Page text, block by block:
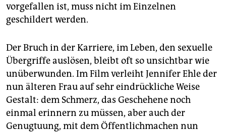
vorgefallen ist, muss nicht im Einzelnen
geschildert werden.
Der Bruch in der Karriere, im Leben, den sexuelle
Übergriffe auslösen, bleibt oft so unsichtbar wie
unüberwunden. Im Film verleiht Jennifer Ehle der
nun älteren Frau auf sehr eindrückliche Weise
Gestalt: dem Schmerz, das Geschehene noch
einmal erinnern zu müssen, aber auch der
Genugtuung, mit dem Öffentlichmachen nun